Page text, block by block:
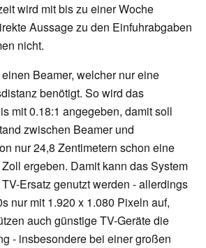
wird mit bis zu einer Woche
Aussage zu den Einfuhrabgaben
nicht.
Beamer, welcher nur eine
benötigt. So wird das
mit 0.18:1 angegeben, damit soll
zwischen Beamer und
nur 24,8 Zentimetern schon eine
ergeben. Damit kann das System
Ersatz genutzt werden - allerdings
nur mit 1.920 x 1.080 Pixeln auf,
auch günstige TV-Geräte die
- insbesondere bei einer großen